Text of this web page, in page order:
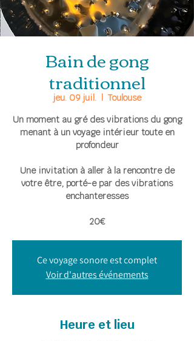
Bain de gong
traditionnel
jeu. 09 juil.
  |
Toulouse
Un moment au gré des vibrations du gong
menant à un voyage intérieur toute en
profondeur
Une invitation à aller à la rencontre de
votre être, porté-e par des vibrations
enchanteresses
20€
Ce voyage sonore est complet
Voir d'autres événements
Heure et lieu